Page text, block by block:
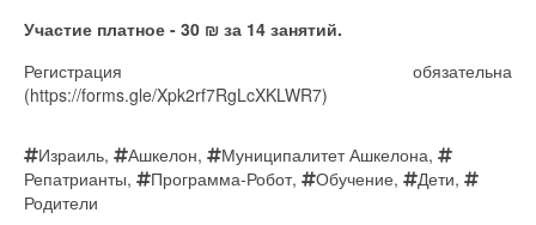
Участие платное - 30 ₪ за 14 занятий.
Регистрация обязательна
(https://forms.gle/Xpk2rf7RgLcXKLWR7)
Израиль, Ашкелон, Муниципалитет Ашкелона,
Репатрианты, Программа-Робот, Обучение, Дети,
Родители